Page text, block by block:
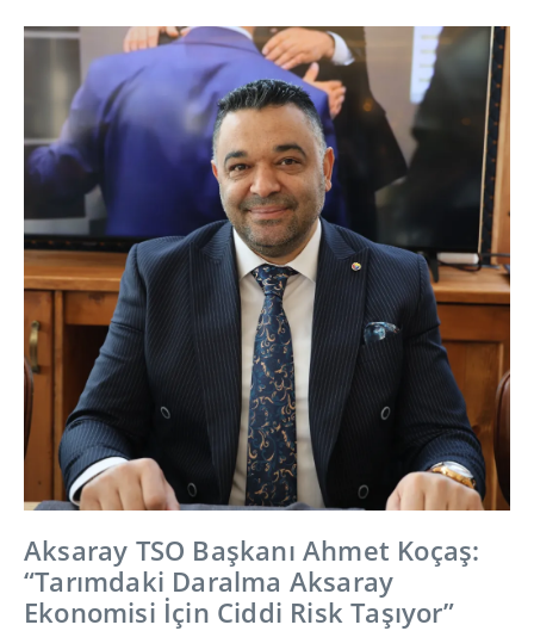
Aksaray TSO Başkanı Ahmet Koçaş:
“Tarımdaki Daralma Aksaray
Ekonomisi İçin Ciddi Risk Taşıyor”